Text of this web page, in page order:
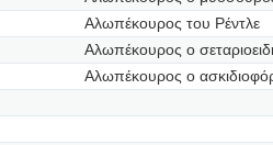
Αλωπέκουρος του Ρέντλε
Αλωπέκουρος ο
Αλωπέκουρος ο